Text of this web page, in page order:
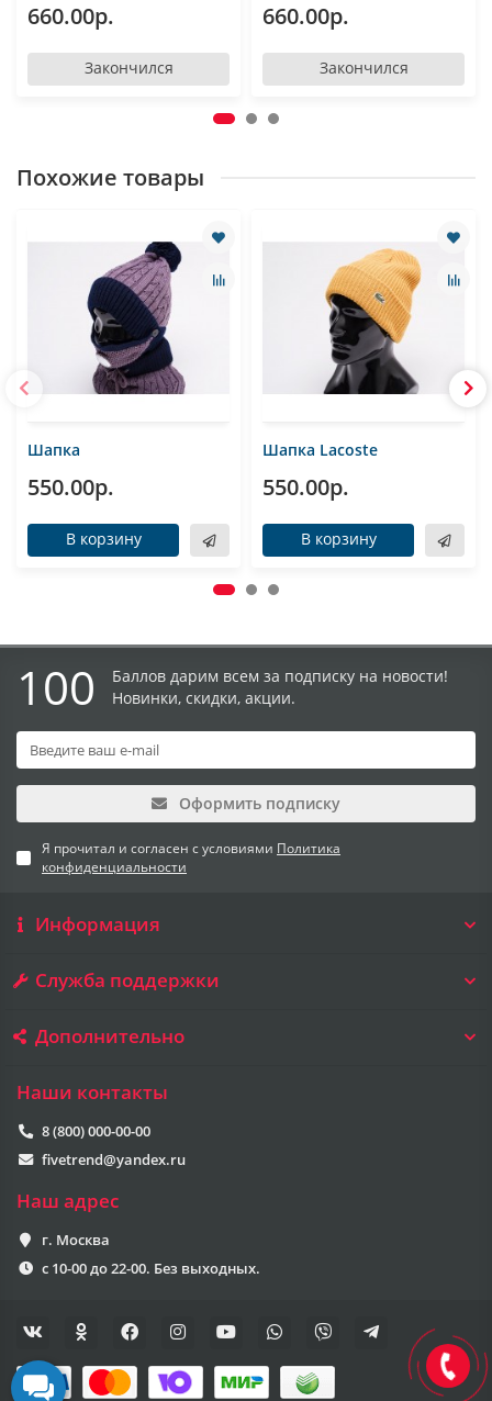
660.00р.
Закончился
660.00р.
Закончился
Похожие товары
Шапка
550.00р.
В корзину
Шапка Lacoste
550.00р.
В корзину
100
Баллов дарим всем за подписку на новости!
Новинки, скидки, акции.
Оформить подписку
Я прочитал и согласен с условиями Политика
конфиденциальности
Информация
Служба поддержки
Дополнительно
Наши контакты
8 (800) 000-00-00
fivetrend@yandex.ru
Наш адрес
г. Москва
с 10-00 до 22-00. Без выходных.